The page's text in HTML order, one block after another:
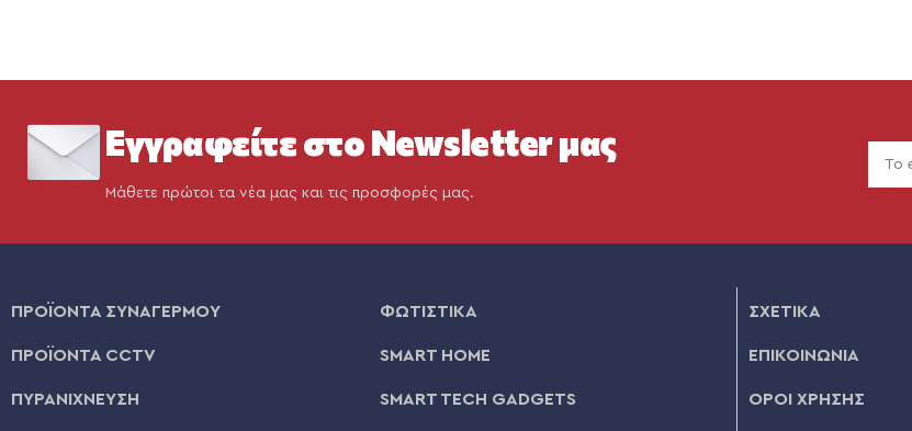
Εγγραφείτε στο Newsletter μας
Μάθετε πρώτοι τα νέα μας και τις προσφορές μας.
ΠΡΟΪΟΝΤΑ ΣΥΝΑΓΕΡΜΟΥ
ΠΡΟΪΟΝΤΑ CCTV
ΠΥΡΑΝΙΧΝΕΥΣΗ
ΦΩΤΙΣΤΙΚΑ
SMART HOME
SMART TECH GADGETS
ΣΧΕΤΙΚΑ
ΕΠΙΚΟΙΝΩΝΙΑ
ΟΡΟΙ ΧΡΗΣΗΣ